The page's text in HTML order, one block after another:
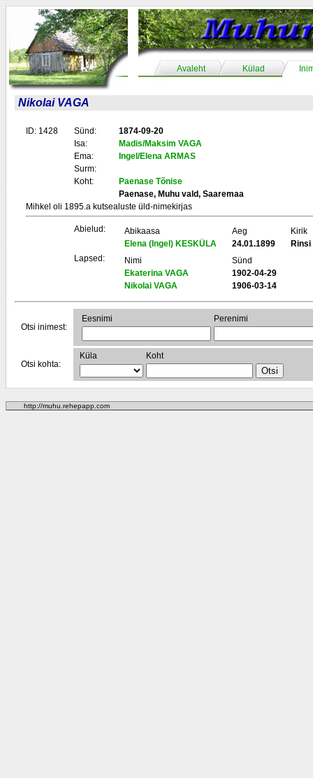
Avaleht Külad
Nikolai VAGA
ID: 1428 Sünd:
1874-09-20
Isa:
Madis/Maksim VAGA
Ema:
Ingel/Elena ARMAS
Surm:
Koht:
Paenase Tõnise
Paenase, Muhu vald, Saaremaa
Mihkel oli 1895.a kutsealuste üld-nimekirjas
Abielud: Abikaasa Aeg
Kirik
Elena (Ingel) KESKÜLA
24.01.1899
Rinsi
Lapsed:
Nimi
Sünd
Ekaterina VAGA
1902-04-29
Nikolai VAGA
1906-03-14
Otsi inimest:
Eesnimi Perenimi
Otsi kohta:
Küla Koht
http://muhu.rehepapp.com